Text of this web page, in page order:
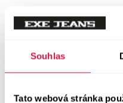
Souhlas
Tato webová stránka